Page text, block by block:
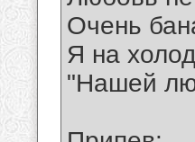
Очень
Я на
"Нашей